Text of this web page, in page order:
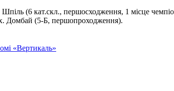
Шпіль (6 кат.скл., першосходження, 1 місце
Домбай (5-Б, першопроходження).
«Вертикаль»